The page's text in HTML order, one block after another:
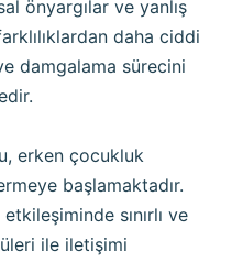
önyargılar ve yanlış
daha ciddi
damgalama sürecini
erken çocukluk
başlamaktadır.
sınırlı ve
ile iletişimi